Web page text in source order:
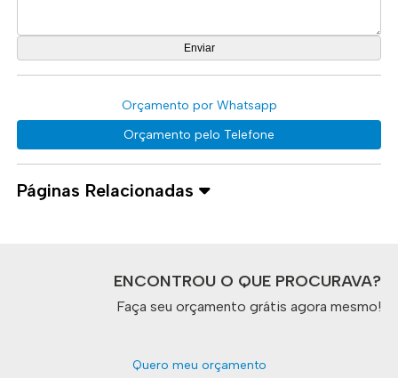
Orçamento por Whatsapp
Orçamento pelo Telefone
Páginas Relacionadas
ENCONTROU O QUE PROCURAVA?
Faça seu orçamento grátis agora mesmo!
Quero meu orçamento